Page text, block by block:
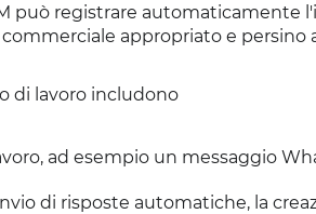
può registrare automaticamente
appropriato e persino
di lavoro includono
ad esempio un messaggio
di risposte automatiche, la